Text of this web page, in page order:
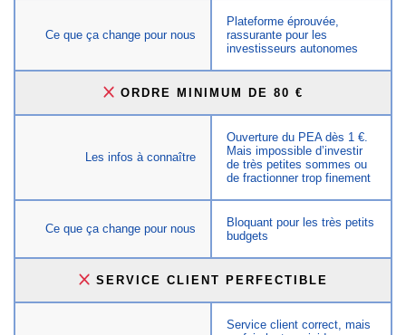
Ce que ça change pour nous
Plateforme éprouvée,
rassurante pour les
investisseurs autonomes
ORDRE MINIMUM DE 80 €
Les infos à connaître
Ouverture du PEA dès 1 €.
Mais impossible d’investir
de très petites sommes ou
de fractionner trop finement
Ce que ça change pour nous
Bloquant pour les très petits
budgets
SERVICE CLIENT PERFECTIBLE
Service client correct, mais